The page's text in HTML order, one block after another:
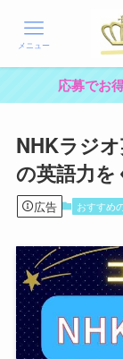
メニュー
応募でお
NHKラジ
の英語力
広告 おすすめ